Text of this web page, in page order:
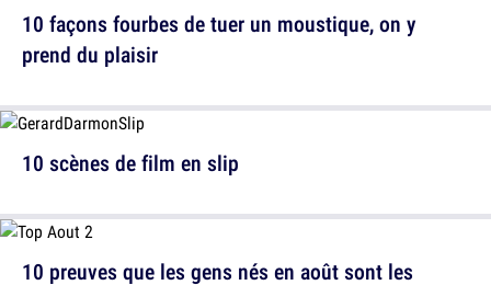
10 façons fourbes de tuer un moustique, on y
prend du plaisir
10 preuves que les gens nés en août sont les
10 scènes de film en slip